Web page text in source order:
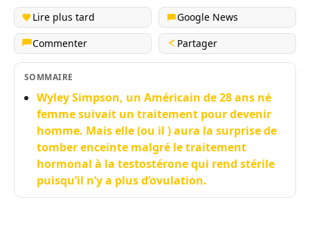
Lire plus tard
Google News
Commenter
Partager
SOMMAIRE
Wyley Simpson, un Américain de 28 ans né
femme suivait un traitement pour devenir
homme. Mais elle (ou il ) aura la surprise de
tomber enceinte malgré le traitement
hormonal à la testostérone qui rend stérile
puisqu’il n’y a plus d’ovulation.